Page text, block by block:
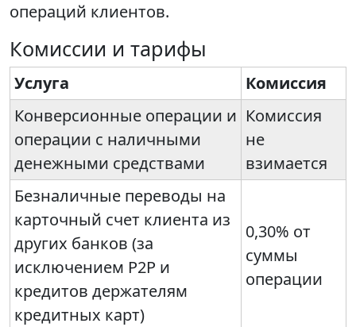
операций клиентов.
Комиссии и тарифы
Услуга
Комиссия
Конверсионные операции и
операции с наличными
денежными средствами
Комиссия
не
взимается
Безналичные переводы на
карточный счет клиента из
других банков (за
исключением P2P и
кредитов держателям
кредитных карт)
0,30% от
суммы
операции